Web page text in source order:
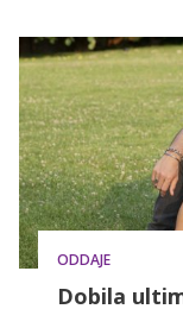
srbske serije
ODDAJE
Dobila